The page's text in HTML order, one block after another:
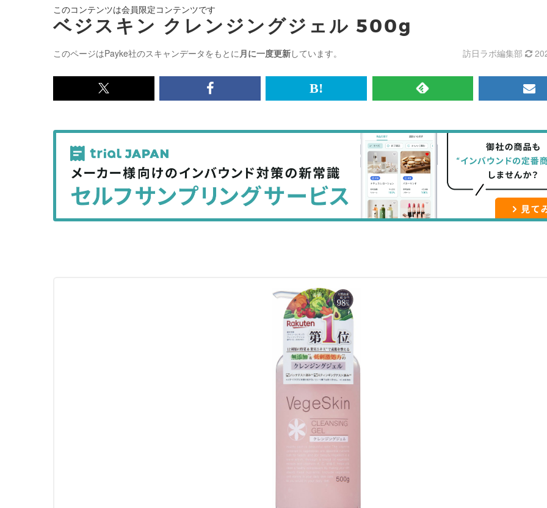
このコンテンツは会員限定コンテンツです
ベジスキン クレンジングジェル 500g
このページはPayke社のスキャンデータをもとに 月に一度更新しています。 訪日ラボ編集部
x<br>
記
事
を
シ
ェ
Facebook<br>
記
を
シ
ェ
は
な
ッ
ク
マ
追
加
RSS
記
事
を
購
読
メ
マ
ガ
登
録
す